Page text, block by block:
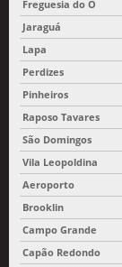
Freguesia do Ó
Jaraguá
Lapa
Perdizes
Pinheiros
Raposo Tavares
São Domingos
Vila Leopoldina
Aeroporto
Brooklin
Campo Grande
Capão Redondo